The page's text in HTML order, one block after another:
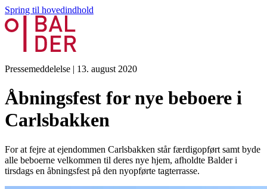
Spring til hovedindhold
Pressemeddelelse | 13. august 2020
Åbningsfest for nye beboere i
Carlsbakken
For at fejre at ejendommen Carlsbakken står færdigopført samt byde
alle beboerne velkommen til deres nye hjem, afholdte Balder i
tirsdags en åbningsfest på den nyopførte tagterrasse.